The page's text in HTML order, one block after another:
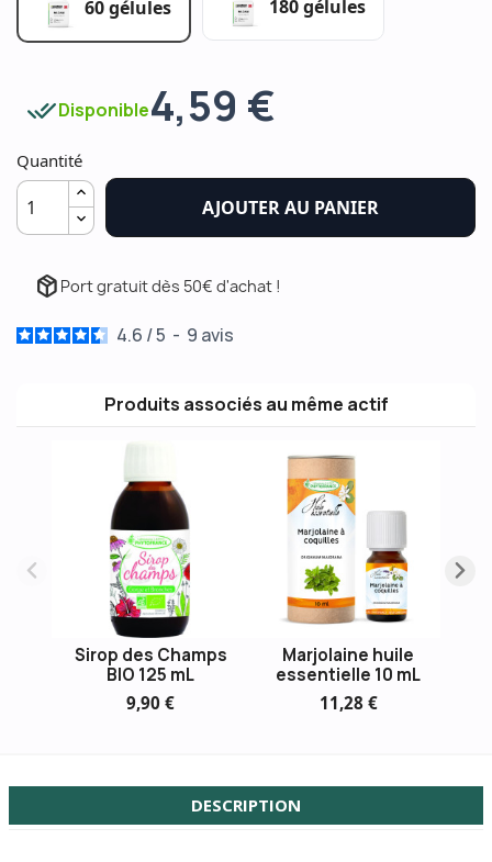
60 gélules 180 gélules
done_allDisponible4,59 €
Quantité
AJOUTER AU PANIER
package_2 Port gratuit dès 50€ d'achat !
4.6 /5 - 9 avis
Produits associés au même actif
Sirop des Champs
BIO 125 mL
9,90 €
Marjolaine huile
essentielle 10 mL
11,28 €
DESCRIPTION